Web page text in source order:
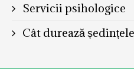
Servicii psihologice
Cât durează